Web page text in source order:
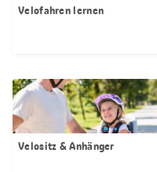
Velofahren lernen
Velositz & Anhänger